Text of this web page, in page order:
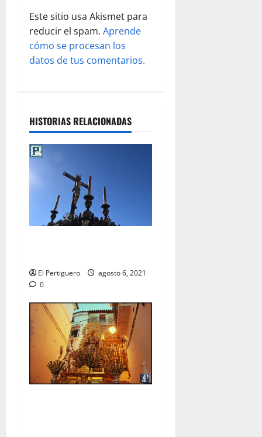
d
a
s
Este sitio usa Akismet para
reducir el spam. Aprende
cómo se procesan los
datos de tus comentarios.
HISTORIAS RELACIONADAS
El Pertiguero
agosto 6, 2021
0